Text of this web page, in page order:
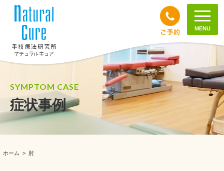
MENU
SYMPTOM CASE
症状事例
ホーム > 肘